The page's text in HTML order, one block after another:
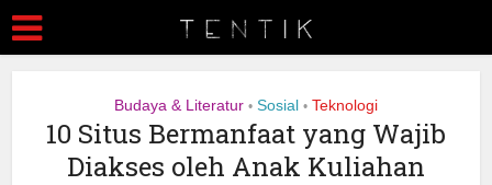
Budaya & Literatur • Sosial • Teknologi
10 Situs Bermanfaat yang Wajib
Diakses oleh Anak Kuliahan